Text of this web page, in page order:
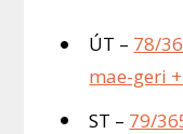
ÚT – 78/
mae-geri
ST – 79/